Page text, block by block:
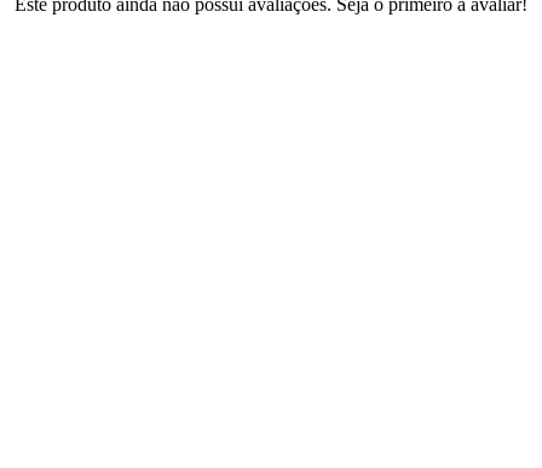
Este produto ainda não possui avaliações. Seja o primeiro a avaliar!